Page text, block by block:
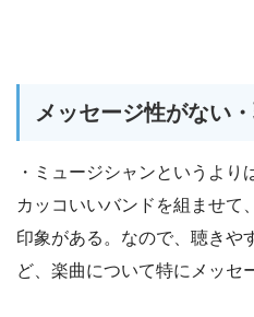
メッセージ性がない
・ミュージシャンというよ
カッコいいバンドを組ませて
印象がある。なので、聴きや
ど、楽曲について特にメッセ